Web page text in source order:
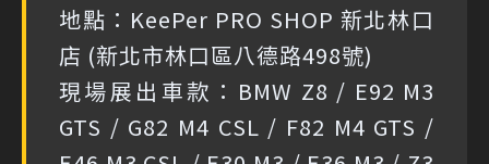
地點：KeePer PRO SHOP 新北林口
店 (新北市林口區八德路498號)
現場展出車款：BMW Z8 / E92 M3
GTS / G82 M4 CSL / F82 M4 GTS /